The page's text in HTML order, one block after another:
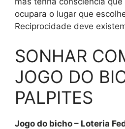
ocupara o lugar que
Reciprocidade deve
SONHAR
JOGO DO
PALPITES
Jogo do bicho – Loteria